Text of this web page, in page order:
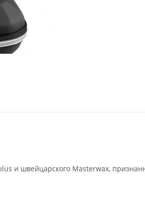
и швейцарского Masterwax,